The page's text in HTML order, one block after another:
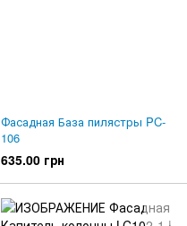
Фасадная База пилястры PC-
106
635.00 грн